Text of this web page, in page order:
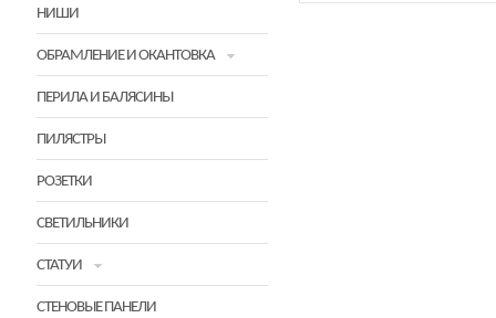
НИШИ
ОБРАМЛЕНИЕ И ОКАНТОВКА
ПЕРИЛА И БАЛЯСИНЫ
ПИЛЯСТРЫ
РОЗЕТКИ
СВЕТИЛЬНИКИ
СТАТУИ
СТЕНОВЫЕ ПАНЕЛИ